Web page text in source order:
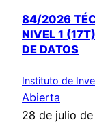
84/2026
NIVEL 1
DE DATOS
Instituto de
Abierta
28 de julio